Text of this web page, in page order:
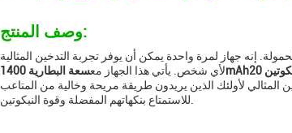
وصف المنتج:
إنه جهاز لمرة واحدة يمكن أن يوفر تجربة التدخين المثالية
لأي شخص. يأتي هذا الجهاز معسعة البطارية 1400mAhقوة النيكوتين 20
المثالي لأولئك الذين يريدون طريقة مريحة وخالية من المتاعب